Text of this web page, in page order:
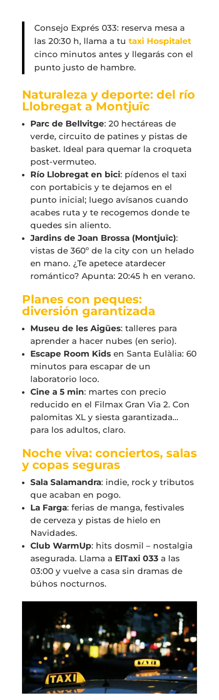
Consejo Exprés 033: reserva mesa a
las 20:30 h, llama a tu taxi Hospitalet
cinco minutos antes y llegarás con el
punto justo de hambre.
Naturaleza y deporte: del río
Llobregat a Montjuïc
Parc de Bellvitge: 20 hectáreas de
verde, circuito de patines y pistas de
basket. Ideal para quemar la croqueta
post-vermuteo.
Río Llobregat en bici: pídenos el taxi
con portabicis y te dejamos en el
punto inicial; luego avísanos cuando
acabes ruta y te recogemos donde te
quedes sin aliento.
Jardins de Joan Brossa (Montjuïc):
vistas de 360º de la city con un helado
en mano. ¿Te apetece atardecer
romántico? Apunta: 20:45 h en verano.
Planes con peques:
diversión garantizada
Museu de les Aigües: talleres para
aprender a hacer nubes (en serio).
Escape Room Kidsen Santa Eulàlia: 60
minutos para escapar de un
laboratorio loco.
Cine a 5 min: martes con precio
reducido en el Filmax Gran Via 2. Con
palomitas XL y siesta garantizada…
para los adultos, claro.
Noche viva: conciertos, salas
y copas seguras
Sala Salamandra: indie, rock y tributos
que acaban en pogo.
La Farga: ferias de manga, festivales
de cerveza y pistas de hielo en
Navidades.
Club WarmUp: hits dosmil – nostalgia
asegurada. Llama a ElTaxi 033a las
03:00 y vuelve a casa sin dramas de
búhos nocturnos.